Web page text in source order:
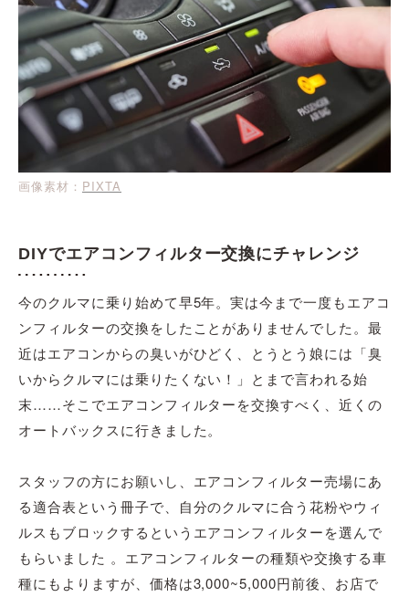
画像素材： PIXTA
DIYでエアコンフィルター交換にチャレンジ
今のクルマに乗り始めて早5年。実は今まで一度もエアコ
ンフィルターの交換をしたことがありませんでした。最
近はエアコンからの臭いがひどく、とうとう娘には「臭
いからクルマには乗りたくない！」とまで言われる始
末……そこでエアコンフィルターを交換すべく、近くの
オートバックスに行きました。
スタッフの方にお願いし、エアコンフィルター売場にあ
る適合表という冊子で、自分のクルマに合う花粉やウィ
ルスもブロックするというエアコンフィルターを選んで
もらいました 。エアコンフィルターの種類や交換する車
種にもよりますが、価格は3,000~5,000円前後、お店で